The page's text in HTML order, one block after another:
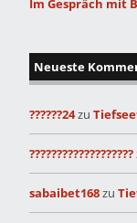
Im Gespräch mit
Neueste
??????24zu
???????????????????
sabaibet168zu